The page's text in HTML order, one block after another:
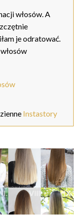
włosów. A
je odratować.
Instastory